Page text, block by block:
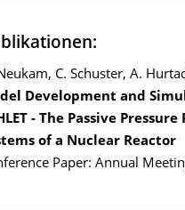
C. Schuster, A.
Development and
- The Passive
of a Nuclear Reactor
Paper: Annual